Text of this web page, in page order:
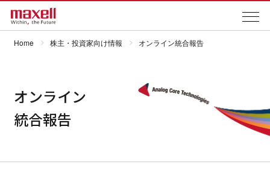
Home 株主・投資家向け情報 オンライン統合報告
オンライン
統合報告